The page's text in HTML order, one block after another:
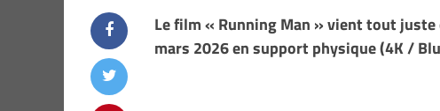
Le film « Running Man » vient tout
mars 2026 en support physique (4K /